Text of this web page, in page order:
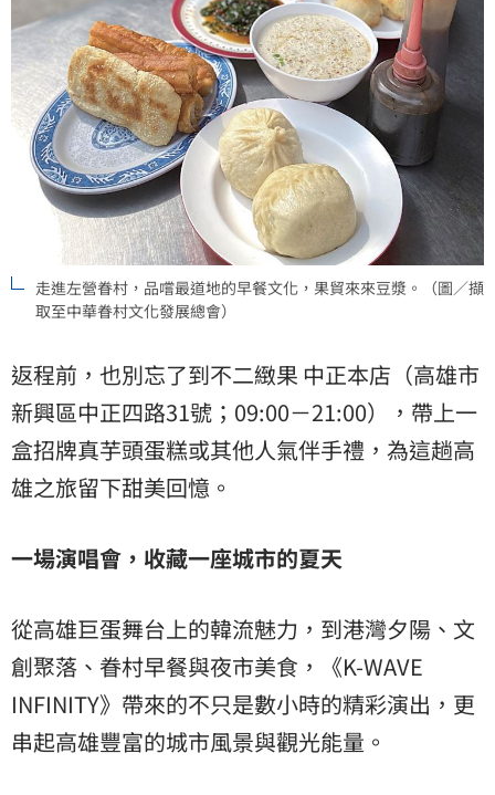
走進左營眷村，品嚐最道地的早餐文化，果貿來來豆漿。（圖／擷
取至中華眷村文化發展總會）
返程前，也別忘了到不二緻果 中正本店（高雄市
新興區中正四路31號；09:00－21:00），帶上一
盒招牌真芋頭蛋糕或其他人氣伴手禮，為這趟高
雄之旅留下甜美回憶。
一場演唱會，收藏一座城市的夏天
從高雄巨蛋舞台上的韓流魅力，到港灣夕陽、文
創聚落、眷村早餐與夜市美食，《K-WAVE
INFINITY》帶來的不只是數小時的精彩演出，更
串起高雄豐富的城市風景與觀光能量。